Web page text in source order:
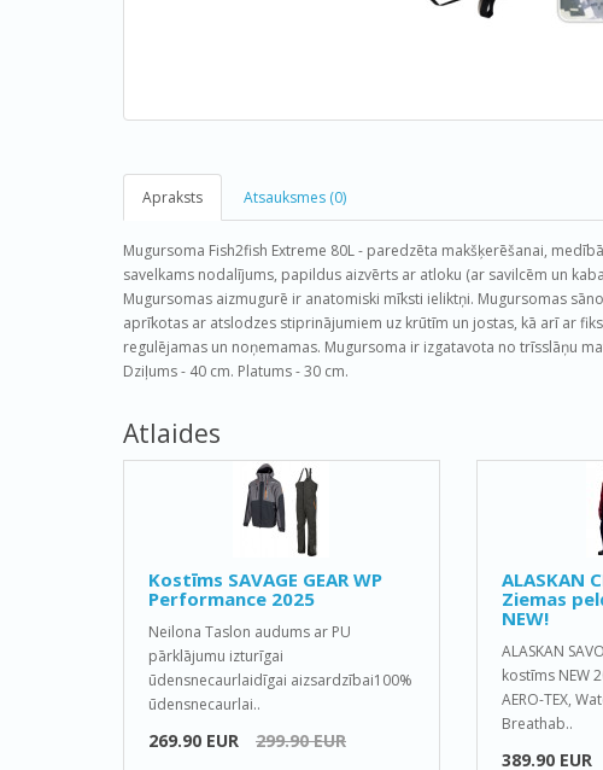
Apraksts Atsauksmes (0)
Mugursoma Fish2fish Extreme 80L - paredzēta makšķerēšanai,
savelkams nodalījums, papildus aizvērts ar atloku (ar savilcēm un
Mugursomas aizmugurē ir anatomiski mīksti ieliktņi. Mugursomas
aprīkotas ar atslodzes stiprinājumiem uz krūtīm un jostas, kā arī ar
regulējamas un noņemamas. Mugursoma ir izgatavota no trīsslāņu
Dziļums - 40 cm. Platums - 30 cm.
Atlaides
Kostīms SAVAGE GEAR WP
Performance 2025
Neilona Taslon audums ar PU
pārklājumu izturīgai
ūdensnecaurlaidīgai aizsardzībai100%
ūdensnecaurlai..
269.90 EUR 299.90 EUR
ALASKAN
Ziemas
NEW!
ALASKAN
kostīms NEW
AERO-TEX,
Breathab..
389.90 EUR